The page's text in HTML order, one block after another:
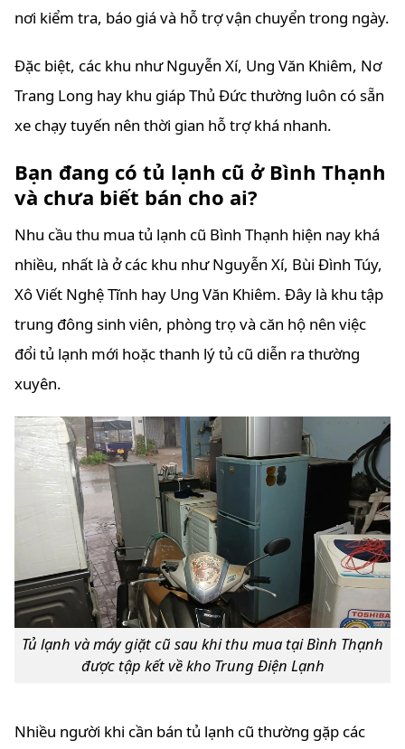
nơi kiểm tra, báo giá và hỗ trợ vận chuyển trong ngày.
Đặc biệt, các khu như Nguyễn Xí, Ung Văn Khiêm, Nơ
Trang Long hay khu giáp Thủ Đức thường luôn có sẵn
xe chạy tuyến nên thời gian hỗ trợ khá nhanh.
Bạn đang có tủ lạnh cũ ở Bình Thạnh
và chưa biết bán cho ai?
Nhu cầu thu mua tủ lạnh cũ Bình Thạnh hiện nay khá
nhiều, nhất là ở các khu như Nguyễn Xí, Bùi Đình Túy,
Xô Viết Nghệ Tĩnh hay Ung Văn Khiêm. Đây là khu tập
trung đông sinh viên, phòng trọ và căn hộ nên việc
đổi tủ lạnh mới hoặc thanh lý tủ cũ diễn ra thường
xuyên.
Tủ lạnh và máy giặt cũ sau khi thu mua tại Bình Thạnh
được tập kết về kho Trung Điện Lạnh
Nhiều người khi cần bán tủ lạnh cũ thường gặp các